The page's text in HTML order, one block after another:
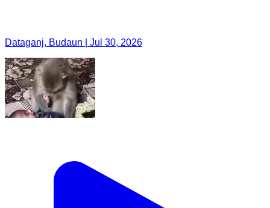
Dataganj, Budaun | Jul 30, 2026